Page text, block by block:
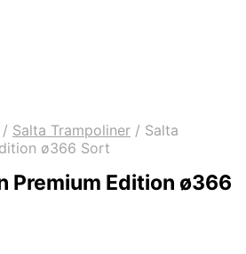
/ Salta Trampoliner / Salta
ø366 Sort
Premium Edition ø366